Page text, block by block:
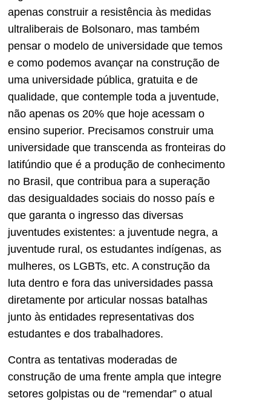
apenas construir a resistência às medidas
ultraliberais de Bolsonaro, mas também
pensar o modelo de universidade que temos
e como podemos avançar na construção de
uma universidade pública, gratuita e de
qualidade, que contemple toda a juventude,
não apenas os 20% que hoje acessam o
ensino superior. Precisamos construir uma
universidade que transcenda as fronteiras do
latifúndio que é a produção de conhecimento
no Brasil, que contribua para a superação
das desigualdades sociais do nosso país e
que garanta o ingresso das diversas
juventudes existentes: a juventude negra, a
juventude rural, os estudantes indígenas, as
mulheres, os LGBTs, etc. A construção da
luta dentro e fora das universidades passa
diretamente por articular nossas batalhas
junto às entidades representativas dos
estudantes e dos trabalhadores.
Contra as tentativas moderadas de
construção de uma frente ampla que integre
setores golpistas ou de “remendar” o atual